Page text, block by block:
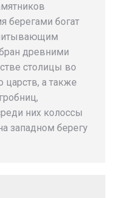
берегами богат
древними
столицы во
царств, а также
них колоссы
западном берегу